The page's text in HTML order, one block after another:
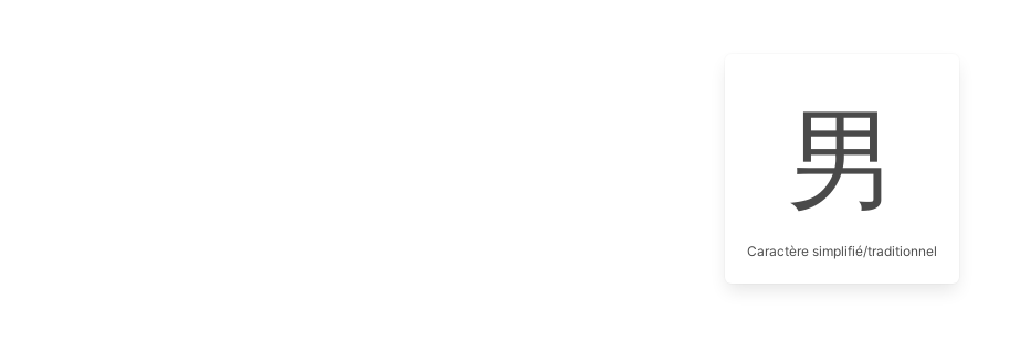
男
Caractère simplifié/traditionnel